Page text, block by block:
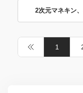
2次元マネキン
1